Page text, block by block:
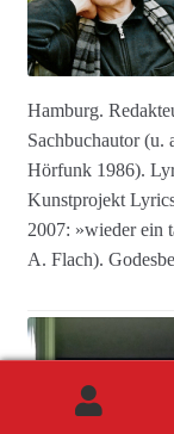
Hamburg.
Sachbuchautor
Hörfunk 1986).
Kunstprojekt
2007: »wieder ein
A. Flach).